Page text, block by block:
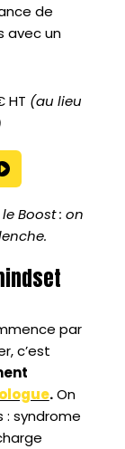
de
avec un
HT (au lieu
Boost : on
par
c’est
.On
: syndrome